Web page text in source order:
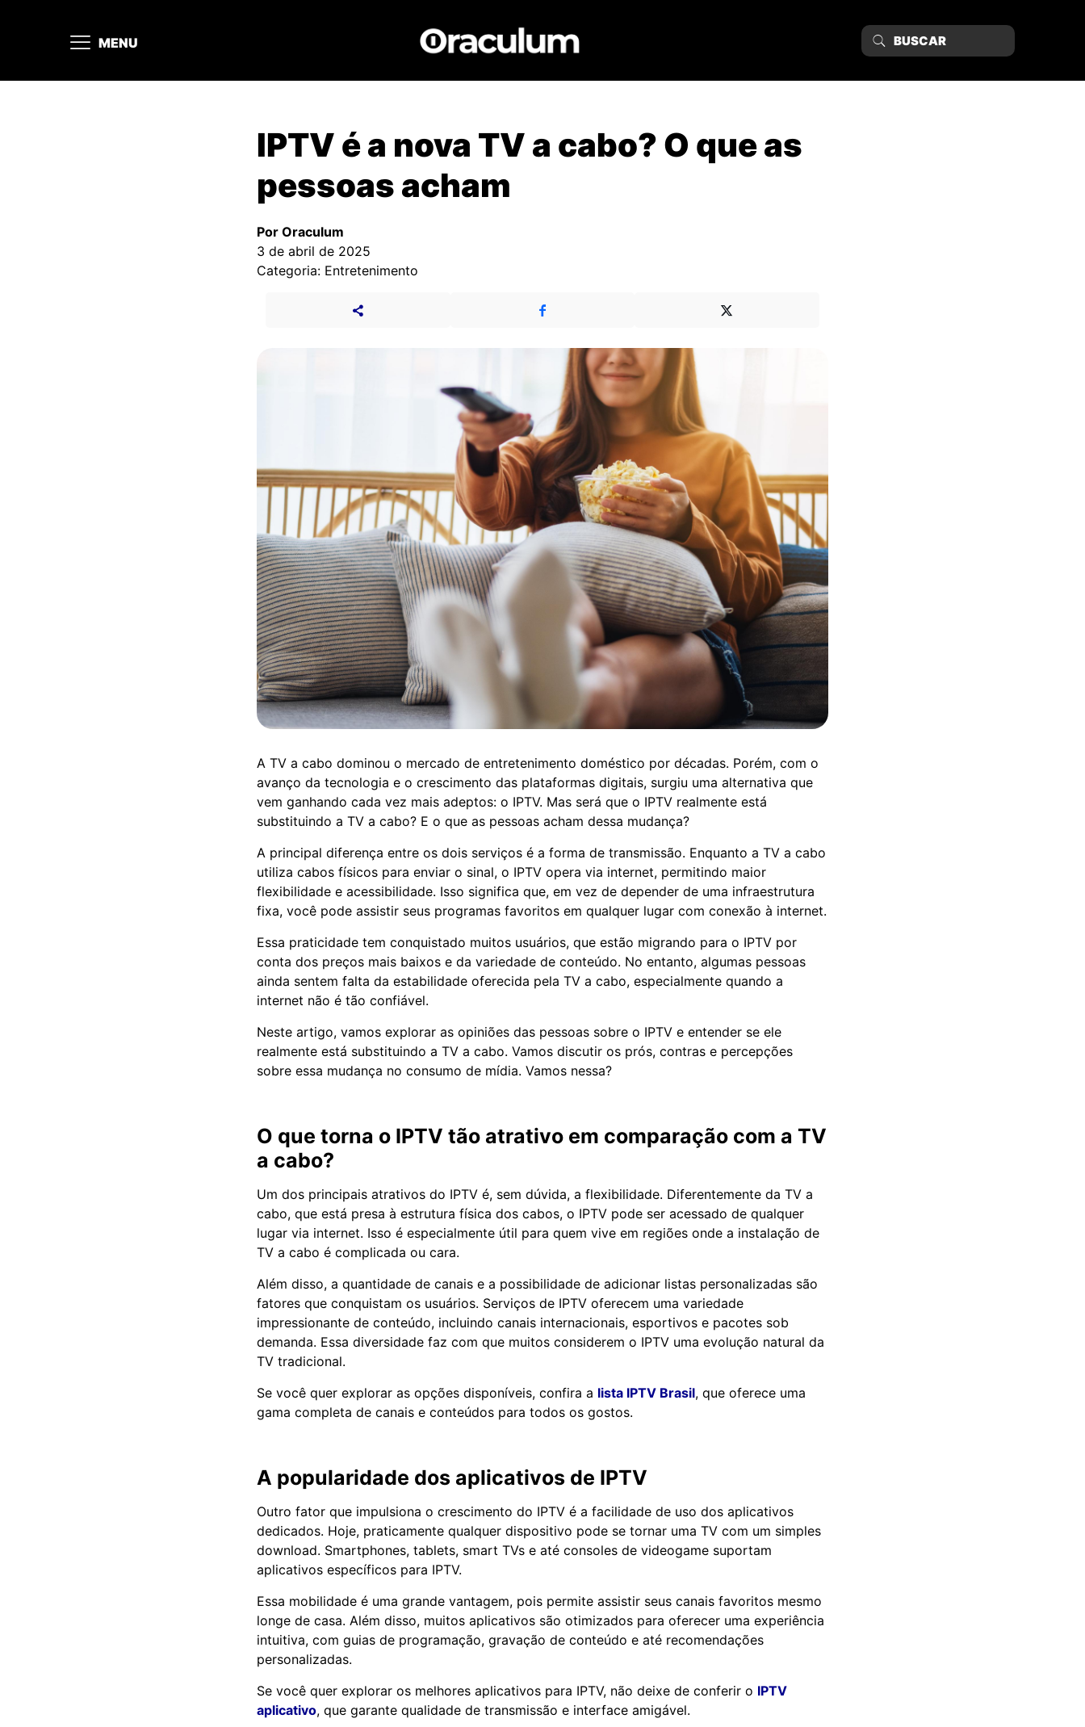
MENU
IPTV é a nova TV a cabo? O que as
pessoas acham
Por Oraculum
3 de abril de 2025
Categoria: Entretenimento
A TV a cabo dominou o mercado de entretenimento doméstico por décadas. Porém, com o
avanço da tecnologia e o crescimento das plataformas digitais, surgiu uma alternativa que
vem ganhando cada vez mais adeptos: o IPTV. Mas será que o IPTV realmente está
substituindo a TV a cabo? E o que as pessoas acham dessa mudança?
A principal diferença entre os dois serviços é a forma de transmissão. Enquanto a TV a cabo
utiliza cabos físicos para enviar o sinal, o IPTV opera via internet, permitindo maior
flexibilidade e acessibilidade. Isso significa que, em vez de depender de uma infraestrutura
fixa, você pode assistir seus programas favoritos em qualquer lugar com conexão à internet.
Essa praticidade tem conquistado muitos usuários, que estão migrando para o IPTV por
conta dos preços mais baixos e da variedade de conteúdo. No entanto, algumas pessoas
ainda sentem falta da estabilidade oferecida pela TV a cabo, especialmente quando a
internet não é tão confiável.
Neste artigo, vamos explorar as opiniões das pessoas sobre o IPTV e entender se ele
realmente está substituindo a TV a cabo. Vamos discutir os prós, contras e percepções
sobre essa mudança no consumo de mídia. Vamos nessa?
O que torna o IPTV tão atrativo em comparação com a TV
a cabo?
Um dos principais atrativos do IPTV é, sem dúvida, a flexibilidade. Diferentemente da TV a
cabo, que está presa à estrutura física dos cabos, o IPTV pode ser acessado de qualquer
lugar via internet. Isso é especialmente útil para quem vive em regiões onde a instalação de
TV a cabo é complicada ou cara.
Além disso, a quantidade de canais e a possibilidade de adicionar listas personalizadas são
fatores que conquistam os usuários. Serviços de IPTV oferecem uma variedade
impressionante de conteúdo, incluindo canais internacionais, esportivos e pacotes sob
demanda. Essa diversidade faz com que muitos considerem o IPTV uma evolução natural da
TV tradicional.
Se você quer explorar as opções disponíveis, confira a lista IPTV Brasil, que oferece uma
gama completa de canais e conteúdos para todos os gostos.
A popularidade dos aplicativos de IPTV
Outro fator que impulsiona o crescimento do IPTV é a facilidade de uso dos aplicativos
dedicados. Hoje, praticamente qualquer dispositivo pode se tornar uma TV com um simples
download. Smartphones, tablets, smart TVs e até consoles de videogame suportam
aplicativos específicos para IPTV.
Essa mobilidade é uma grande vantagem, pois permite assistir seus canais favoritos mesmo
longe de casa. Além disso, muitos aplicativos são otimizados para oferecer uma experiência
intuitiva, com guias de programação, gravação de conteúdo e até recomendações
personalizadas.
Se você quer explorar os melhores aplicativos para IPTV, não deixe de conferir o IPTV
aplicativo, que garante qualidade de transmissão e interface amigável.